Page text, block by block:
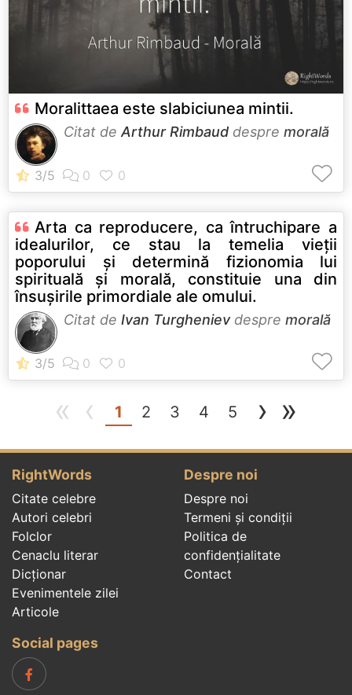
Moralittaea este slabiciunea mintii.
Citat deArthur Rimbaud despre morală
Arta ca reproducere, ca întruchipare a
idealurilor, ce stau la temelia vieţii
poporului şi determină fizionomia lui
spirituală şi morală, constituie una din
însuşirile primordiale ale omului.
Citat de Ivan Turghenievdespre morală
« ‹ 1 (current)
2 3 4 5 › »
RightWords
Citate celebre
Autori celebri
Folclor
Cenaclu literar
Dicționar
Evenimentele zilei
Articole
Despre noi
Despre noi
Termeni și condiții
Politica de
confidenţialitate
Contact
Social pages